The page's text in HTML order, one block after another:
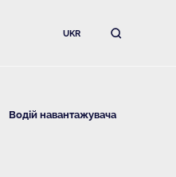
UKR
Водій навантажувача